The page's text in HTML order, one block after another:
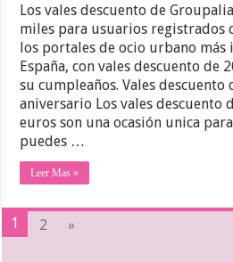
Los vales descuento de
miles para usuarios registrados
los portales de ocio urbano más
España, con vales descuento de
su cumpleaños. Vales descuento
aniversario Los vales descuento
euros son una ocasión unica
puedes …
Leer Mas »
1 2 »